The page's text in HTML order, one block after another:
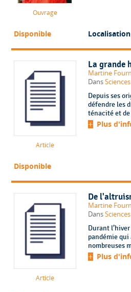
Ouvrage
Disponible
Article
La grande
Martine
Dans
Depuis ses
défendre les
ténacité et
Plus
Disponible
Article
De
Martine
Dans
Durant
pandémie qui
nombreuses
Plus